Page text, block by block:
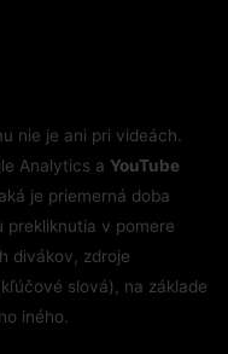
nie je ani pri videách.
Analytics aYouTube
je priemerná doba
prekliknutia v pomere
divákov, zdroje
slová), na základe
iného.